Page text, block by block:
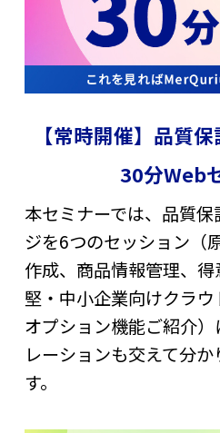
【常時開催】品質
30分Web
本セミナーでは、品質
ジを6つのセッション（
作成、商品情報管理、
堅・中小企業向けクラウ
オプション機能ご紹介
レーションも交えて分
す。